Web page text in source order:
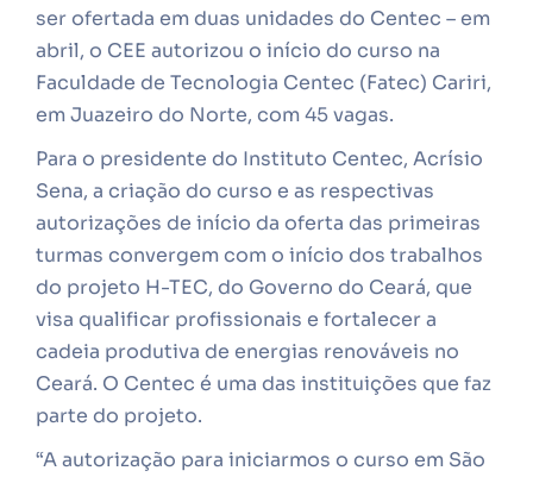
ser ofertada em duas unidades do Centec – em
abril, o CEE autorizou o início do curso na
Faculdade de Tecnologia Centec (Fatec) Cariri,
em Juazeiro do Norte, com 45 vagas.
Para o presidente do Instituto Centec, Acrísio
Sena, a criação do curso e as respectivas
autorizações de início da oferta das primeiras
turmas convergem com o início dos trabalhos
do projeto H-TEC, do Governo do Ceará, que
visa qualificar profissionais e fortalecer a
cadeia produtiva de energias renováveis no
Ceará. O Centec é uma das instituições que faz
parte do projeto.
“A autorização para iniciarmos o curso em São